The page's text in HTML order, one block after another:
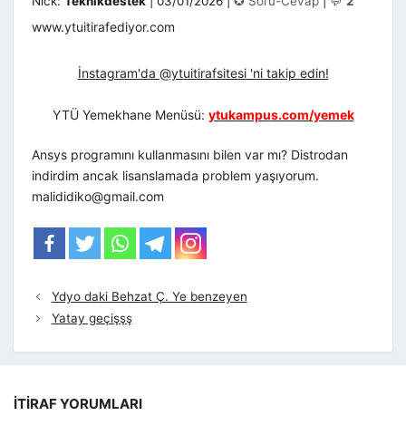
www.ytuitirafediyor.com
İnstagram'da @ytuitirafsitesi 'ni takip edin!
YTÜ Yemekhane Menüsü: ytukampus.com/yemek
Ansys programını kullanmasını bilen var mı? Distrodan
indirdim ancak lisanslamada problem yaşıyorum.
malididiko@gmail.com
Ydyo daki Behzat Ç. Ye benzeyen
Yatay geçişşş
İTIRAF YORUMLARI